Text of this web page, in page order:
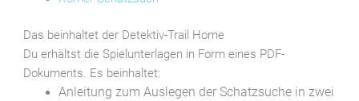
Das beinhaltet der Detektiv-Trail Home
Du erhältst die Spielunterlagen in Form eines PDF-
Dokuments. Es beinhaltet:
Anleitung zum Auslegen der Schatzsuche in zwei